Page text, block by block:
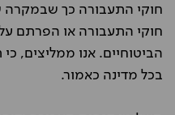
חוקי התעבורה כך שבמקרה
חוקי התעבורה או הפרתם על
הביטוחיים. אנו ממליצים,
בכל מדינה כאמור.